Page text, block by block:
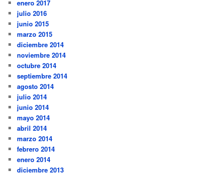
enero 2017
julio 2016
junio 2015
marzo 2015
diciembre 2014
noviembre 2014
octubre 2014
septiembre 2014
agosto 2014
julio 2014
junio 2014
mayo 2014
abril 2014
marzo 2014
febrero 2014
enero 2014
diciembre 2013